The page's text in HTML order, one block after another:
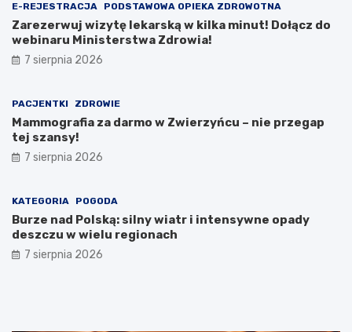
E-REJESTRACJA PODSTAWOWA OPIEKA ZDROWOTNA
Zarezerwuj wizytę lekarską w kilka minut! Dołącz do
webinaru Ministerstwa Zdrowia!
7 sierpnia 2026
PACJENTKI ZDROWIE
Mammografia za darmo w Zwierzyńcu – nie przegap
tej szansy!
7 sierpnia 2026
KATEGORIA POGODA
Burze nad Polską: silny wiatr i intensywne opady
deszczu w wielu regionach
7 sierpnia 2026